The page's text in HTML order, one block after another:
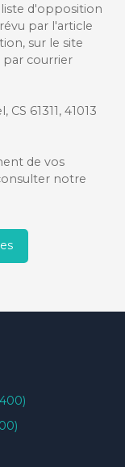
d'opposition
par l'article
sur le site
courrier
61311, 41013
de vos
notre